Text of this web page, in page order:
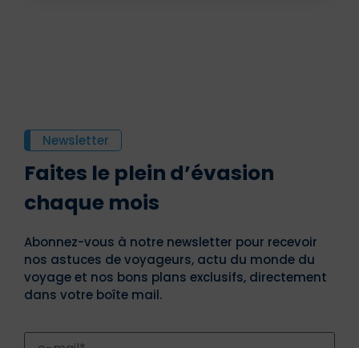
Newsletter
Faites le plein d’évasion
chaque mois
Abonnez-vous à notre newsletter pour recevoir
nos astuces de voyageurs, actu du monde du
voyage et nos bons plans exclusifs, directement
dans votre boîte mail.